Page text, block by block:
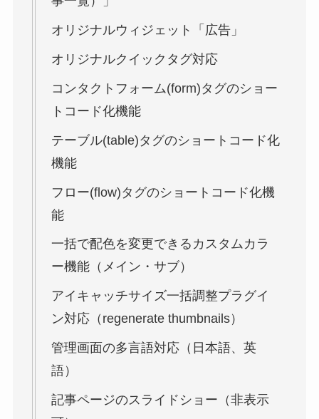
オリジナルウィジェット「広告」
オリジナルクイックタグ対応
コンタクトフォーム(form)タグのショー
トコード化機能
テーブル(table)タグのショートコード化
機能
フロー(flow)タグのショートコード化機
能
一括で配色を変更できるカスタムカラ
ー機能（メイン・サブ）
アイキャッチサイズ一括調整プラグイ
ン対応（regenerate thumbnails）
管理画面の多言語対応（日本語、英
語）
記事ページのスライドショー（非表示